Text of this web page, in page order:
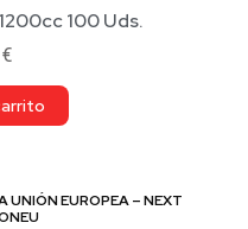
100 Uds.
€
UNIÓN EUROPEA – NEXT